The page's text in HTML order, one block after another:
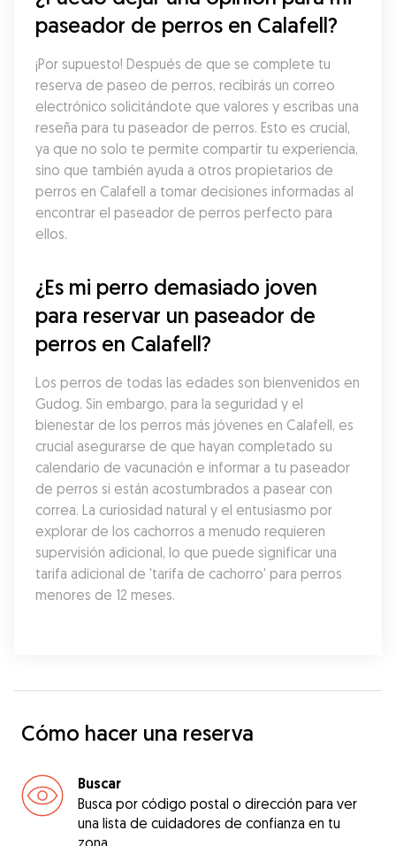
paseador de perros en Calafell?
¡Por supuesto! Después de que se complete tu
reserva de paseo de perros, recibirás un correo
electrónico solicitándote que valores y escribas una
reseña para tu paseador de perros. Esto es crucial,
ya que no solo te permite compartir tu experiencia,
sino que también ayuda a otros propietarios de
perros en Calafell a tomar decisiones informadas al
encontrar el paseador de perros perfecto para
ellos.
¿Es mi perro demasiado joven
para reservar un paseador de
perros en Calafell?
Los perros de todas las edades son bienvenidos en
Gudog. Sin embargo, para la seguridad y el
bienestar de los perros más jóvenes en Calafell, es
crucial asegurarse de que hayan completado su
calendario de vacunación e informar a tu paseador
de perros si están acostumbrados a pasear con
correa. La curiosidad natural y el entusiasmo por
explorar de los cachorros a menudo requieren
supervisión adicional, lo que puede significar una
tarifa adicional de 'tarifa de cachorro' para perros
menores de 12 meses.
Cómo hacer una reserva
Buscar
Busca por código postal o dirección para ver
una lista de cuidadores de confianza en tu
zona.